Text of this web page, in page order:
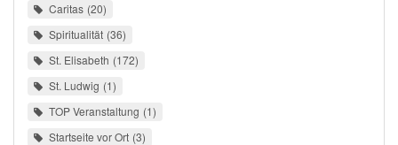
Caritas 20
Spiritualität 36
St. Elisabeth 172
St. Ludwig 1
TOP Veranstaltung 1
Startseite vor Ort 3